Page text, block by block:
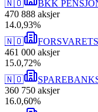
🇳🇴
BKK
470 888 aksjer
14.0,93%
🇳🇴
461 000 aksjer
15.0,72%
🇳🇴
360 750 aksjer
16.0,60%